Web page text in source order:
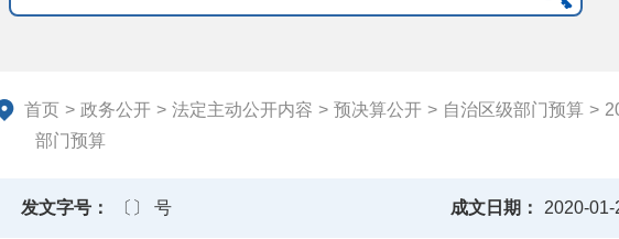
首页 > 政务公开 > 法定主动公开内容 > 预决算公开 > 自治区级部门预算 >
部门预算
发文字号： 〔〕 号 成文日期： 2020-01-